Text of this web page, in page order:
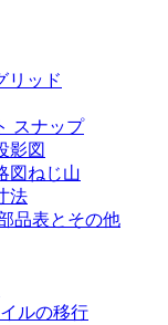
リッド
スナップ
影図
図ねじ山
法
品表とその他
ルの移行